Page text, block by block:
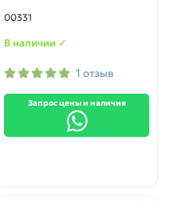
00331
В наличии ✓
1 отзыв
Запрос цены и наличия